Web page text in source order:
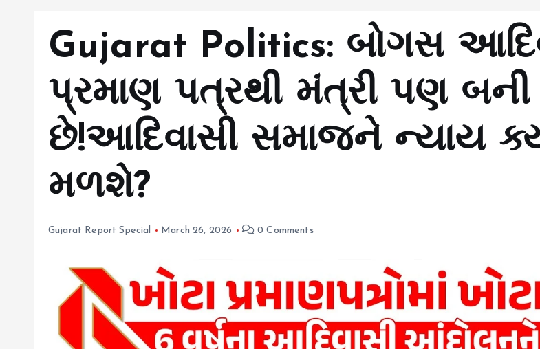
Gujarat Politics: બોગસ
પ્રમાણ પત્રથી મંત્રી પણ
છે!આદિવાસી સમાજને ન્યાય
મળશે?
Gujarat Report Special March 26, 2026 0 Comments